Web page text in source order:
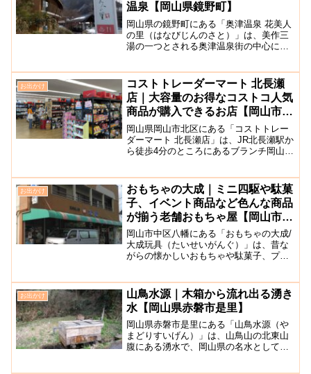
温泉【岡山県鏡野町】
岡山県の鏡野町にある「奥津温泉 花美人
の里（はなびじんのさと）」は、美作三
湯の一つとされる奥津温泉街の中心に位
われる泉質抜群の奥津の湯を、気軽に立
ち寄りで楽しめる鏡野町...
お出かけ
コストトレーダーマート 北長瀬
店｜大容量のお得なコストコ人気
商品が購入できるお店【岡山市北
区】
岡山県岡山市北区にある「コストトレー
ダーマート 北長瀬店」は、JR北長瀬駅か
ら徒歩4分のところにあるブランチ岡山北
て、テレビや雑誌などでもよく特集が組
まれることで知られ...
お出かけ
おもちゃの大成｜ミニ四駆や駄菓
子、イベント商品など色んな商品
が揃う老舗おもちゃ屋【岡山市中
区】
岡山市中区八幡にある「おもちゃの大成/
大成玩具（たいせいがんぐ）」は、昔な
がらの懐かしいおもちゃや駄菓子、プラ
ン、ミニ四駆や部品の販売が行われてお
り、他では取り扱われて...
お出かけ
山鳥水源｜木箱から流れ出る湧き
水【岡山県赤磐市是里】
岡山県赤磐市是里にある「山鳥水源（や
まどりすいげん）」は、山鳥山の北東山
腹にある湧水で、岡山県の名水として環